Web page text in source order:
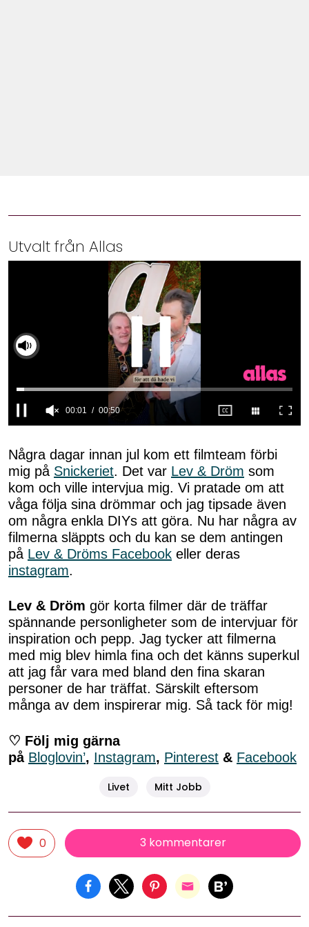
Utvalt från Allas
of
50
seconds
00:01 00:50
Några dagar innan jul kom ett filmteam förbi
mig på Snickeriet. Det var Lev & Dröm som
kom och ville intervjua mig. Vi pratade om att
våga följa sina drömmar och jag tipsade även
om några enkla DIYs att göra. Nu har några av
filmerna släppts och du kan se dem antingen
på Lev & Dröms Facebook eller deras
instagram.
Lev & Dröm gör korta filmer där de träffar
spännande personligheter som de intervjuar för
inspiration och pepp. Jag tycker att filmerna
med mig blev himla fina och det känns superkul
att jag får vara med bland den fina skaran
personer de har träffat. Särskilt eftersom
många av dem inspirerar mig. Så tack för mig!
♡ Följ mig gärna
på Bloglovin’, Instagram, Pinterest & Facebook
Livet Mitt Jobb
0 3 kommentarer